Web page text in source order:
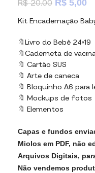
R$20,00 R$ 5,00
Kit Encadernação
🔖Livro do Bebê 24×19
🔖Caderneta de
🔖 Cartão SUS
🔖 Arte de caneca
🔖 Bloquinho A6 para
🔖 Mockups de fotos
🔖 Elementos
Capas e fundos
Miolos em PDF, não
Arquivos Digitais,
Não vendemos